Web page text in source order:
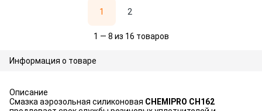
1 2
1 — 8 из 16 товаров
Информация о товаре
Описание
Смазка аэрозольная силиконовая CHEMIPRO CH162